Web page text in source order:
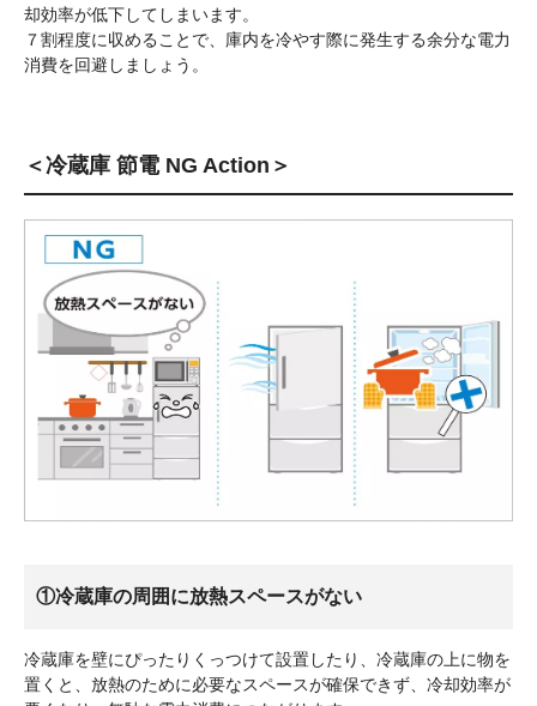
却効率が低下してしまいます。
７割程度に収めることで、庫内を冷やす際に発生する余分な電力
消費を回避しましょう。
＜冷蔵庫 節電 NG Action＞
①冷蔵庫の周囲に放熱スペースがない
冷蔵庫を壁にぴったりくっつけて設置したり、冷蔵庫の上に物を
置くと、放熱のために必要なスペースが確保できず、冷却効率が